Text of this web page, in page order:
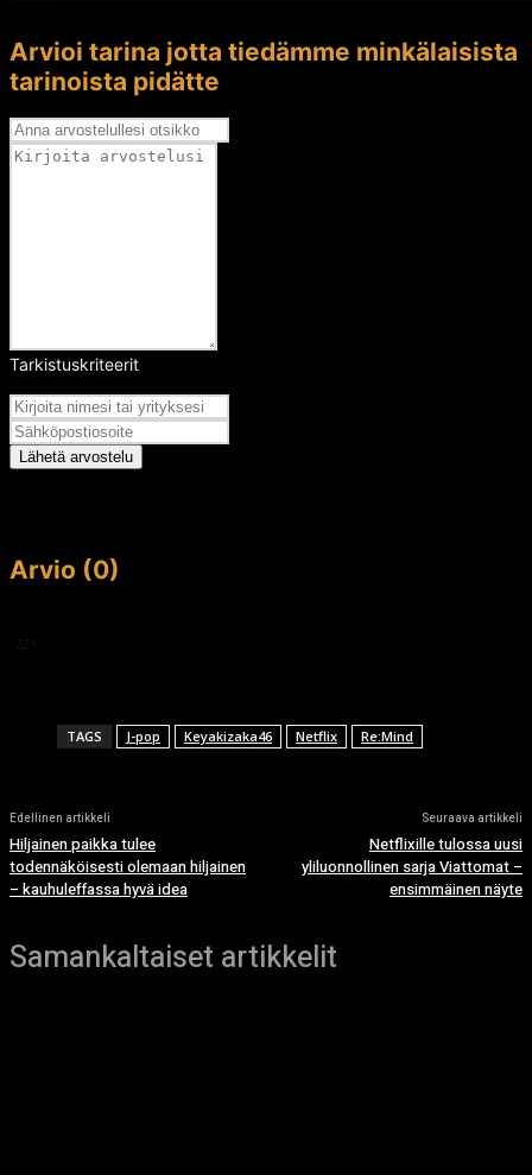
Arvioi tarina jotta tiedämme minkälaisista
tarinoista pidätte
Tarkistuskriteerit
Lähetä arvostelu
Arvio (0)
TAGS J-pop Keyakizaka46 Netflix Re:Mind
Edellinen artikkeli
Hiljainen paikka tulee
todennäköisesti olemaan hiljainen
– kauhuleffassa hyvä idea
Seuraava artikkeli
Netflixille tulossa uusi
yliluonnollinen sarja Viattomat –
ensimmäinen näyte
Samankaltaiset artikkelit